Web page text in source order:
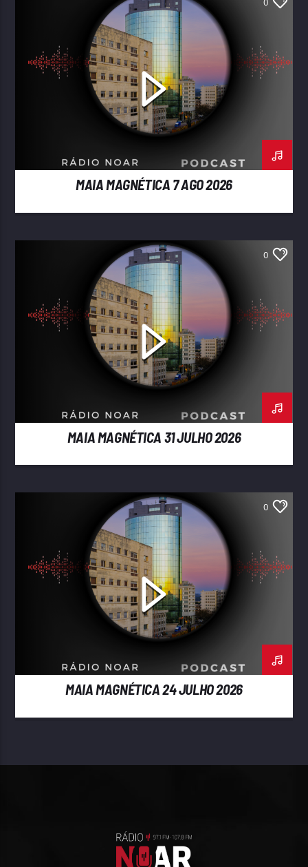
MAIA MAGNÉTICA 7 AGO 2026
0
MAIA MAGNÉTICA 31 JULHO 2026
0
MAIA MAGNÉTICA 24 JULHO 2026